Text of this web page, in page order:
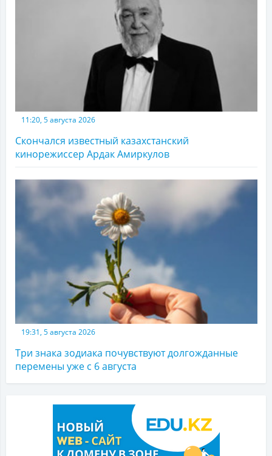
11:20, 5 августа 2026
Скончался известный казахстанский
кинорежиссер Ардак Амиркулов
19:31, 5 августа 2026
Три знака зодиака почувствуют долгожданные
перемены уже с 6 августа